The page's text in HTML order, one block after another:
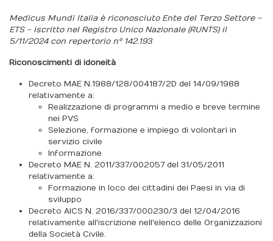
Medicus Mundi Italia è riconosciuto Ente del Terzo Settore -
ETS - iscritto nel Registro Unico Nazionale (RUNTS) il
5/11/2024 con repertorio n° 142.193
Riconoscimenti di idoneità
Decreto MAE N.1988/128/004187/2D del 14/09/1988
relativamente a:
Realizzazione di programmi a medio e breve termine
nei PVS
Selezione, formazione e impiego di volontari in
servizio civile
Informazione
Decreto MAE N. 2011/337/002057 del 31/05/2011
relativamente a:
Formazione in loco dei cittadini dei Paesi in via di
sviluppo
Decreto AICS N. 2016/337/000230/3 del 12/04/2016
relativamente all'iscrizione nell'elenco delle Organizzazioni
della Società Civile.